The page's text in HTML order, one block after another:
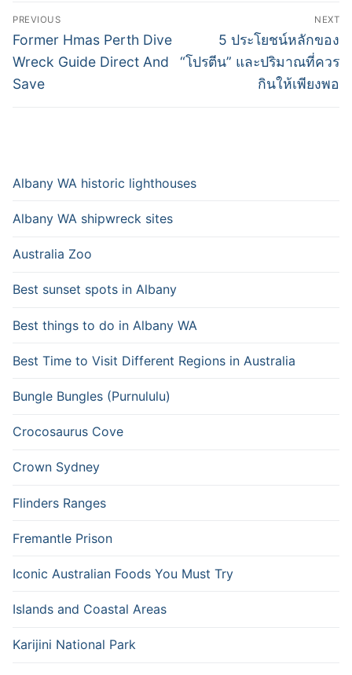
Post
navigation
PREVIOUS
Previous
post:
Former Hmas Perth Dive
Wreck Guide Direct And
Save
NEXT
Next
post:
5 ประโยชน์หลักของ
“โปรตีน” และปริมาณที่ควร
กินให้เพียงพอ
Albany WA historic lighthouses
Albany WA shipwreck sites
Australia Zoo
Best sunset spots in Albany
Best things to do in Albany WA
Best Time to Visit Different Regions in Australia
Bungle Bungles (Purnululu)
Crocosaurus Cove
Crown Sydney
Flinders Ranges
Fremantle Prison
Iconic Australian Foods You Must Try
Islands and Coastal Areas
Karijini National Park